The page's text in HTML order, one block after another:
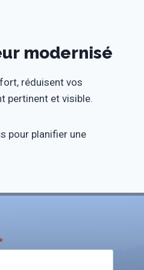
modernisé
réduisent vos
pertinent et visible.
pour planifier une